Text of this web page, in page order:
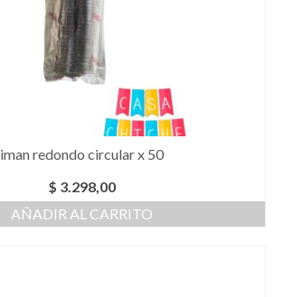
iman redondo circular x 50
$ 3.298,00
AÑADIR AL CARRITO